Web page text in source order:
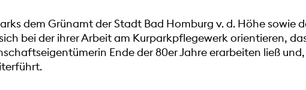
dem Grünamt der Stadt Bad Homburg v. d. Höhe sowie
bei der ihrer Arbeit am Kurparkpflegewerk orientieren,
Ende der 80er Jahre erarbeiten ließ